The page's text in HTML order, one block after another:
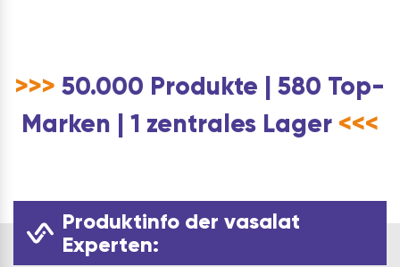
>>> 50.000 Produkte | 580 Top-
Marken | 1 zentrales Lager <<<
Produktinfo der vasalat
Experten: